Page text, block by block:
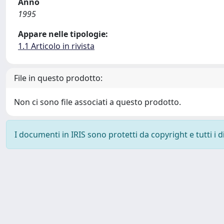
1995
Appare nelle tipologie:
1.1 Articolo in rivista
File in questo prodotto:
Non ci sono file associati a questo prodotto.
I documenti in IRIS sono protetti da copyright e tutti i